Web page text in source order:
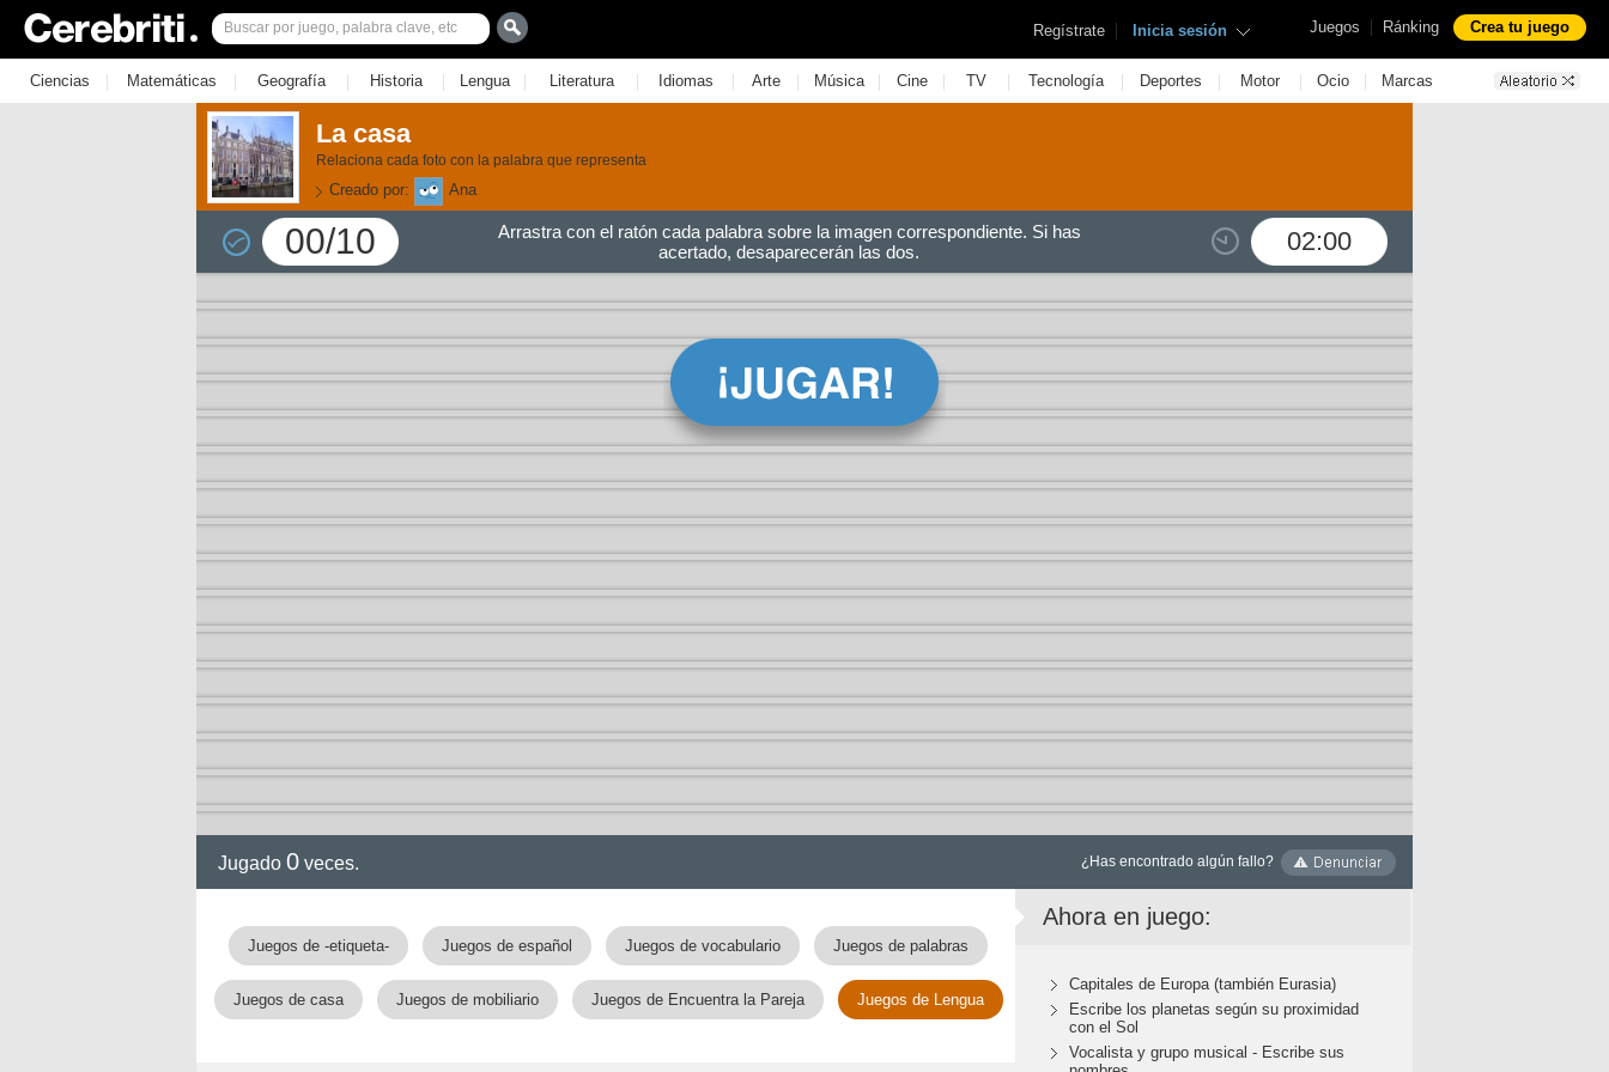
Juegos | Ránking Crea tu juego
Regístrate | Inicia sesión
Ciencias | Matemáticas | Geografía | Historia | Lengua | Literatura | Idiomas | Arte | Música | Cine | TV | Tecnología | Deportes | Motor | Ocio | Marcas
La casa
Relaciona cada foto con la palabra que representa
Creado por: Ana
00/10 02:00
Arrastra con el ratón cada palabra sobre la imagen correspondiente. Si has
acertado, desaparecerán las dos.
Jugado 0 veces. ¿Has encontrado algún fallo?
Juegos de -etiqueta- Juegos de español Juegos de vocabulario Juegos de palabras
Juegos de casa Juegos de mobiliario Juegos de Encuentra la Pareja Juegos de Lengua
Ahora en juego:
Capitales de Europa (también Eurasia)
Escribe los planetas según su proximidad
con el Sol
Vocalista y grupo musical - Escribe sus